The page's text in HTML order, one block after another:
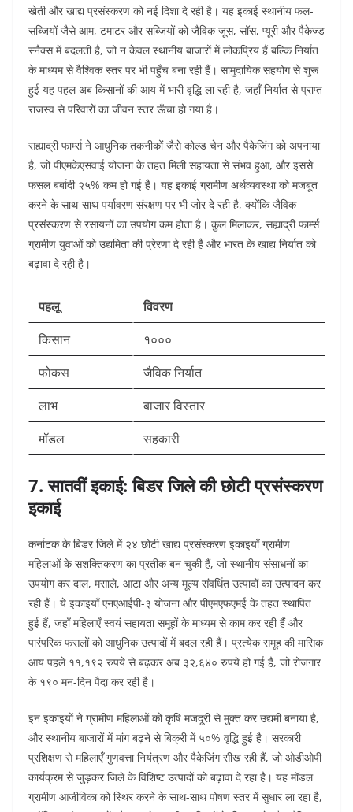
खेती और खाद्य प्रसंस्करण को नई दिशा दे रही है। यह इकाई स्थानीय फल-
सब्जियों जैसे आम, टमाटर और सब्जियों को जैविक जूस, सॉस, प्यूरी और पैकेज्ड
स्नैक्स में बदलती है, जो न केवल स्थानीय बाजारों में लोकप्रिय हैं बल्कि निर्यात
के माध्यम से वैश्विक स्तर पर भी पहुँच बना रही हैं। सामुदायिक सहयोग से शुरू
हुई यह पहल अब किसानों की आय में भारी वृद्धि ला रही है, जहाँ निर्यात से प्राप्त
राजस्व से परिवारों का जीवन स्तर ऊँचा हो गया है।
सह्याद्री फार्म्स ने आधुनिक तकनीकों जैसे कोल्ड चेन और पैकेजिंग को अपनाया
है, जो पीएमकेएसवाई योजना के तहत मिली सहायता से संभव हुआ, और इससे
फसल बर्बादी २५% कम हो गई है। यह इकाई ग्रामीण अर्थव्यवस्था को मजबूत
करने के साथ-साथ पर्यावरण संरक्षण पर भी जोर दे रही है, क्योंकि जैविक
प्रसंस्करण से रसायनों का उपयोग कम होता है। कुल मिलाकर, सह्याद्री फार्म्स
ग्रामीण युवाओं को उद्यमिता की प्रेरणा दे रही है और भारत के खाद्य निर्यात को
बढ़ावा दे रही है।​
पहलू
विवरण
किसान
१०००
फोकस
जैविक निर्यात
लाभ
बाजार विस्तार
मॉडल
सहकारी
7. सातवीं इकाई: बिडर जिले की छोटी प्रसंस्करण
इकाई
कर्नाटक के बिडर जिले में २४ छोटी खाद्य प्रसंस्करण इकाइयाँ ग्रामीण
महिलाओं के सशक्तिकरण का प्रतीक बन चुकी हैं, जो स्थानीय संसाधनों का
उपयोग कर दाल, मसाले, आटा और अन्य मूल्य संवर्धित उत्पादों का उत्पादन कर
रही हैं। ये इकाइयाँ एनएआईपी-३ योजना और पीएमएफएमई के तहत स्थापित
हुई हैं, जहाँ महिलाएँ स्वयं सहायता समूहों के माध्यम से काम कर रही हैं और
पारंपरिक फसलों को आधुनिक उत्पादों में बदल रही हैं। प्रत्येक समूह की मासिक
आय पहले ११,१९२ रुपये से बढ़कर अब ३२,६४० रुपये हो गई है, जो रोजगार
के १९० मन-दिन पैदा कर रही है।
इन इकाइयों ने ग्रामीण महिलाओं को कृषि मजदूरी से मुक्त कर उद्यमी बनाया है,
और स्थानीय बाजारों में मांग बढ़ने से बिक्री में ५०% वृद्धि हुई है। सरकारी
प्रशिक्षण से महिलाएँ गुणवत्ता नियंत्रण और पैकेजिंग सीख रही हैं, जो ओडीओपी
कार्यक्रम से जुड़कर जिले के विशिष्ट उत्पादों को बढ़ावा दे रहा है। यह मॉडल
ग्रामीण आजीविका को स्थिर करने के साथ-साथ पोषण स्तर में सुधार ला रहा है,